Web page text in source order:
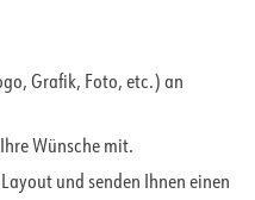
Grafik, Foto, etc.) an
Wünsche mit.
und senden Ihnen einen